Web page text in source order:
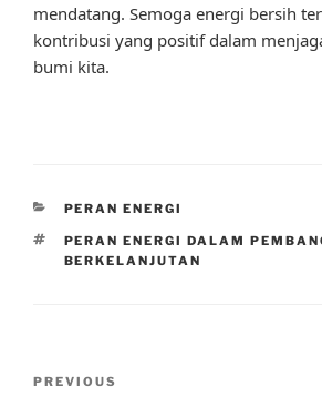
mendatang. Semoga energi bersih
kontribusi yang positif dalam
bumi kita.
CATEGORIES
PERAN ENERGI
TAGS
PERAN ENERGI DALAM
BERKELANJUTAN
Previous
PREVIOUS